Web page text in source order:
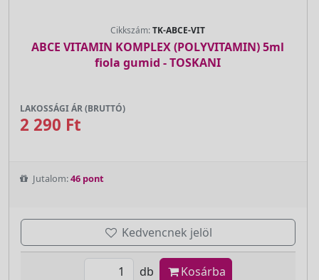
Cikkszám:TK-ABCE-VIT
ABCE VITAMIN KOMPLEX (POLYVITAMIN) 5ml
fiola gumid - TOSKANI
LAKOSSÁGI ÁR (BRUTTÓ)
2 290 Ft
Jutalom:46 pont
Kedvencnek jelöl
db Kosárba